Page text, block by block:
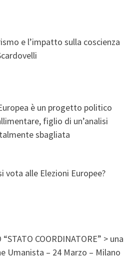
e l’impatto sulla coscienza
è un progetto politico
figlio di un’analisi
sbagliata
vota alle Elezioni Europee?
COORDINATORE” > una
Umanista – 24 Marzo – Milano